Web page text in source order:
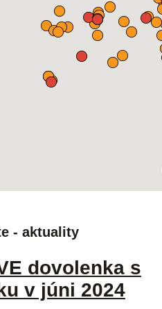
- aktuality
dovolenka s
v júni 2024